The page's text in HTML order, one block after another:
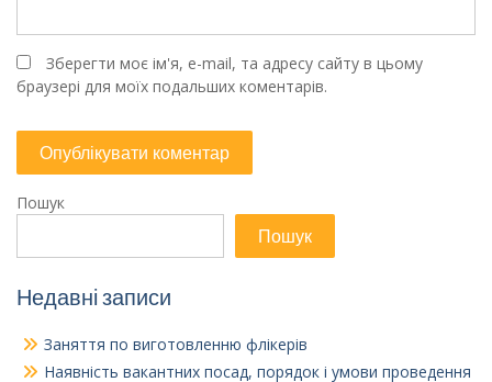
Зберегти моє ім'я, e-mail, та адресу сайту в цьому
браузері для моїх подальших коментарів.
Пошук
Пошук
Недавні записи
Заняття по виготовленню флікерів
Наявність вакантних посад, порядок і умови проведення